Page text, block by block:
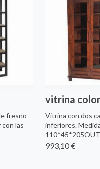
fresno
las
vitrina
Vitrina con dos
inferiores.
993,10 €